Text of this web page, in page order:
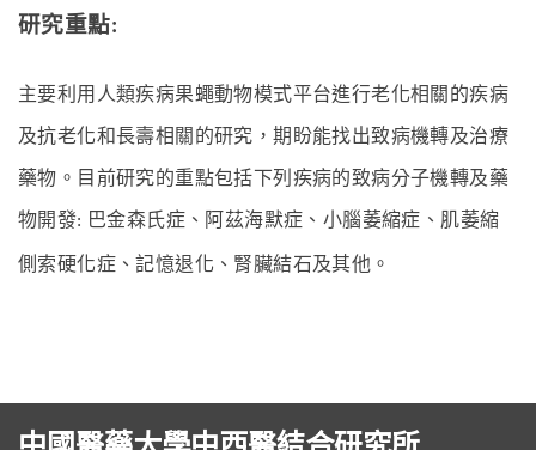
研究重點:
主要利用人類疾病果蠅動物模式平台進行老化相關的疾病
及抗老化和長壽相關的研究，期盼能找出致病機轉及治療
藥物。目前研究的重點包括下列疾病的致病分子機轉及藥
物開發: 巴金森氏症、阿茲海默症、小腦萎縮症、肌萎縮
側索硬化症、記憶退化、腎臟結石及其他。